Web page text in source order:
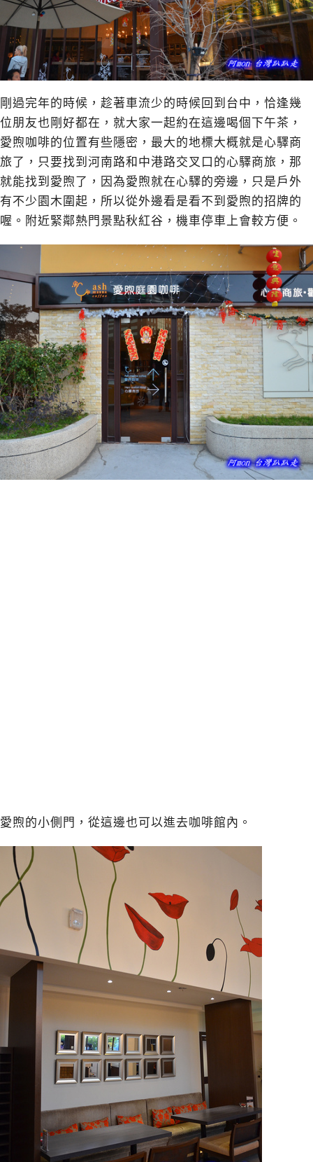
剛過完年的時候，趁著車流少的時候回到台中，恰逢幾
位朋友也剛好都在，就大家一起約在這邊喝個下午茶，
愛煦咖啡的位置有些隱密，最大的地標大概就是心驛商
旅了，只要找到河南路和中港路交叉口的心驛商旅，那
就能找到愛煦了，因為愛煦就在心驛的旁邊，只是戶外
有不少園木圍起，所以從外邊看是看不到愛煦的招牌的
喔。附近緊鄰熱門景點秋紅谷，機車停車上會較方便。
愛煦的小側門，從這邊也可以進去咖啡館內。